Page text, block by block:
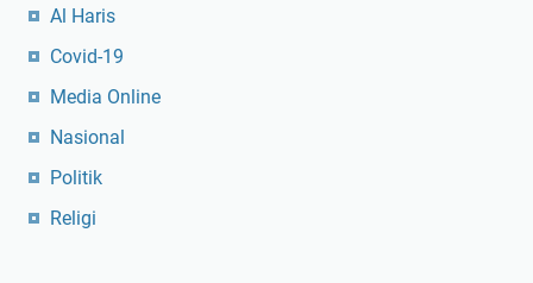
Al Haris
Covid-19
Media Online
Nasional
Politik
Religi